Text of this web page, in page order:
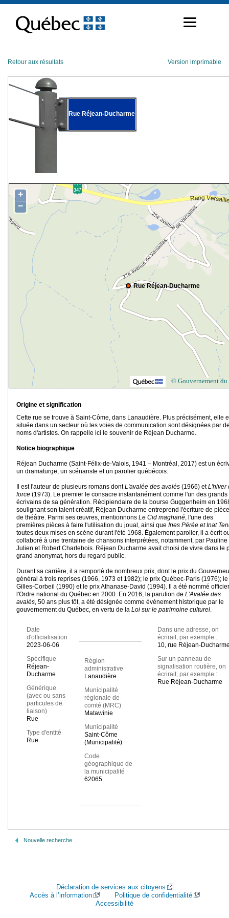
contenu
Retour aux résultats Version imprimable
Rue Réjean-Ducharme
Rue Réjean-Ducharme
+
−
© Gouvernement du
Origine et signification
Cette rue se trouve à Saint-Côme, dans Lanaudière. Plus précisément, elle
située dans un secteur où les voies de communication sont désignées par
noms d'artistes. On rappelle ici le souvenir de Réjean Ducharme.
Notice biographique
Réjean Ducharme (Saint-Félix-de-Valois, 1941 – Montréal, 2017) est un
un dramaturge, un scénariste et un parolier québécois.
Il est l'auteur de plusieurs romans dontL'avalée des avalés (1966) etL'hiver
force (1973). Le premier le consacre instantanément comme l'un des grands
écrivains de sa génération. Récipiendaire de la bourse Guggenheim en
soulignant son talent créatif, Réjean Ducharme entreprend l'écriture de
de théâtre. Parmi ses œuvres, mentionnons Le Cid maghané, l'une des
premières pièces à faire l'utilisation du joual, ainsi que Ines Pérée et Inat
toutes deux mises en scène durant l'été 1968. Également parolier, il a écrit
collaboré à une trentaine de chansons interprétées, notamment, par Pauline
Julien et Robert Charlebois. Réjean Ducharme avait choisi de vivre dans le
grand anonymat, hors du regard public.
Durant sa carrière, il a remporté de nombreux prix, dont le prix du
général à trois reprises (1966, 1973 et 1982); le prix Québec-Paris (1976);
Gilles-Corbeil (1990) et le prix Athanase-David (1994). Il a été nommé
l'Ordre national du Québec en 2000. En 2016, la parution de L'Avalée des
avalés, 50 ans plus tôt, a été désignée comme événement historique par le
gouvernement du Québec, en vertu de la Loi sur le patrimoine culturel.
Date
d'officialisation
2023-06-06
Spécifique
Réjean-
Ducharme
Générique
(avec ou sans
particules de
liaison)
Rue
Type d'entité
Rue
Région
administrative
Lanaudière
Municipalité
régionale de
comté (MRC)
Matawinie
Municipalité
Saint-Côme
(Municipalité)
Code
géographique de
la municipalité
62065
Dans une adresse, on
écrirait, par exemple :
10, rue Réjean-
Sur un panneau de
signalisation routière, on
écrirait, par exemple :
Rue Réjean-Ducharme
Nouvelle recherche
Déclaration de services aux citoyens
Accès à l’information
Politique de confidentialité
Accessibilité